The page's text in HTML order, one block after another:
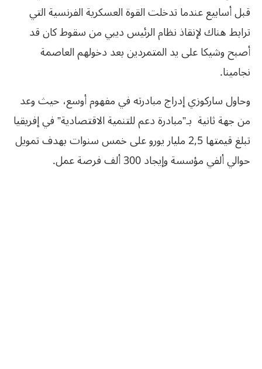
قبل أسابيع عندما تدخلت القوة العسكرية الفرنسية‮ ‬التي‮
‬ترابط‮ ‬هناك‮ ‬لإنقاذ‮ ‬نظام‮ ‬الرئيس‮ ‬ديبي‮ ‬من‮ ‬سقوط‮ ‬كان‮ ‬قد‮
‬أصبح‮ ‬وشيكا‮ ‬على‮ ‬يد‮ ‬المتمردين‮ ‬بعد‮ ‬دخولهم‮ ‬العاصمة‮
‬نجامينا‮. ‬
وحاول ساركوزي إدراج مبادرته في مفهوم أوسع، حيث وعد
من جهة ثانية بـ”مبادرة دعم للتنمية الاقتصادية” في إفريقيا
تبلغ قيمتها 2,5 مليار يورو على خمس سنوات بهدف تمويل
حوالي ألفي مؤسسة وإيجاد 300 ألف فرصة عمل.